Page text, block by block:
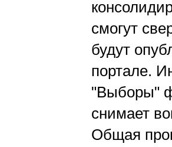
смогут
будут
портале.
"Выборы"
снимает
Общая